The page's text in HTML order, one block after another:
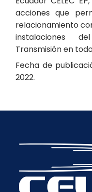
acciones que
relacionamiento
instalaciones
Transmisión en
Fecha de
2022.